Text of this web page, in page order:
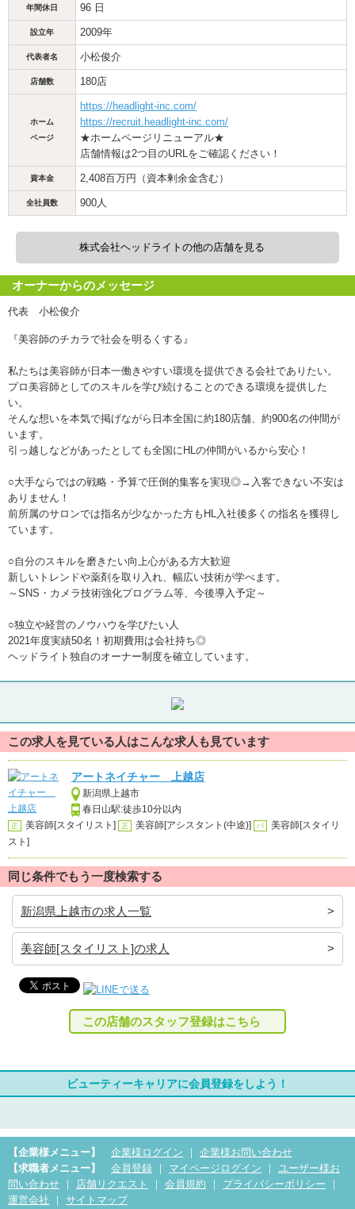
年間休日 96 日
設立年 2009年
代表者名 小松俊介
店舗数 180店
ホーム
ページ
https://headlight-inc.com/
https://recruit.headlight-inc.com/
★ホームページリニューアル★
店舗情報は2つ目のURLをご確認ください！
資本金 2,408百万円（資本剰余金含む）
全社員数 900人
株式会社ヘッドライトの他の店舗を見る
オーナーからのメッセージ
代表 小松俊介
『美容師のチカラで社会を明るくする』
私たちは美容師が日本一働きやすい環境を提供できる会社でありたい。
プロ美容師としてのスキルを学び続けることのできる環境を提供した
い。
そんな想いを本気で掲げながら日本全国に約180店舗、約900名の仲間が
います。
引っ越しなどがあったとしても全国にHLの仲間がいるから安心！
○大手ならではの戦略・予算で圧倒的集客を実現◎→入客できない不安は
ありません！
前所属のサロンでは指名が少なかった方もHL入社後多くの指名を獲得し
ています。
○自分のスキルを磨きたい向上心がある方大歓迎
新しいトレンドや薬剤を取り入れ、幅広い技術が学べます。
～SNS・カメラ技術強化プログラム等、今後導入予定～
○独立や経営のノウハウを学びたい人
2021年度実績50名！初期費用は会社持ち◎
ヘッドライト独自のオーナー制度を確立しています。
この求人を見ている人はこんな求人も見ています
アートネイチャー 上越店
新潟県上越市
春日山駅:徒歩10分以内
正 美容師[スタイリスト] 正 美容師[アシスタント(中途)] パ
美容師[スタイリ
スト]
同じ条件でもう一度検索する
新潟県上越市の求人一覧
美容師[スタイリスト]の求人
この店舗のスタッフ登録はこちら
ビューティーキャリアに会員登録をしよう！
【企業様メニュー】 企業様ログイン ｜ 企業様お問い合わせ
【求職者メニュー】
会員登録 ｜ マイページログイン ｜
ユーザー様お
問い合わせ ｜ 店舗リクエスト ｜ 会員規約 ｜ プライバシーポリシー ｜
運営会社 ｜ サイトマップ